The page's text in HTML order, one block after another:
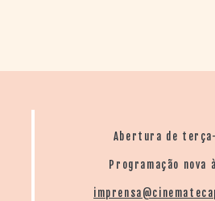
Abertura de
Programação